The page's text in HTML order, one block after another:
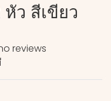
ว สีเขียว
reviews